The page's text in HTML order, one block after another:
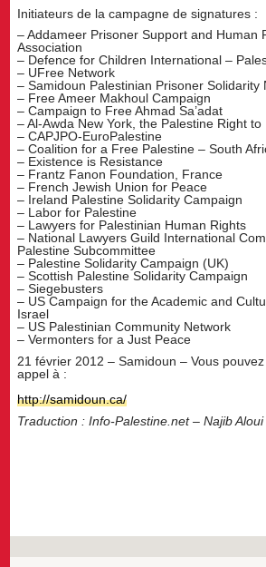
Initiateurs de la campagne de signatures :
– Addameer Prisoner Support and Human
Association
– Defence for Children International –
– UFree Network
– Samidoun Palestinian Prisoner Solidarity
– Free Ameer Makhoul Campaign
– Campaign to Free Ahmad Sa’adat
– Al-Awda New York, the Palestine Right
– CAPJPO-EuroPalestine
– Coalition for a Free Palestine – South
– Existence is Resistance
– Frantz Fanon Foundation, France
– French Jewish Union for Peace
– Ireland Palestine Solidarity Campaign
– Labor for Palestine
– Lawyers for Palestinian Human Rights
– National Lawyers Guild International
Palestine Subcommittee
– Palestine Solidarity Campaign (UK)
– Scottish Palestine Solidarity Campaign
– Siegebusters
– US Campaign for the Academic and
Israel
– US Palestinian Community Network
– Vermonters for a Just Peace
21 février 2012 – Samidoun – Vous
appel à :
http://samidoun.ca/
Traduction : Info-Palestine.net – Najib Aloui